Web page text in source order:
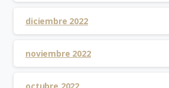
diciembre 2022
noviembre 2022